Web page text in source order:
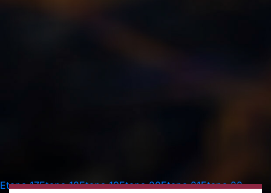
Etapa 17Etapa 18Etapa 19Etapa 20Etapa 21Etapa 22